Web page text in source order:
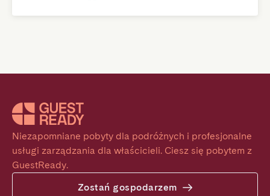
Niezapomniane pobyty dla podróżnych i profesjonalne
usługi zarządzania dla właścicieli. Ciesz się pobytem z
GuestReady.
Zostań gospodarzem